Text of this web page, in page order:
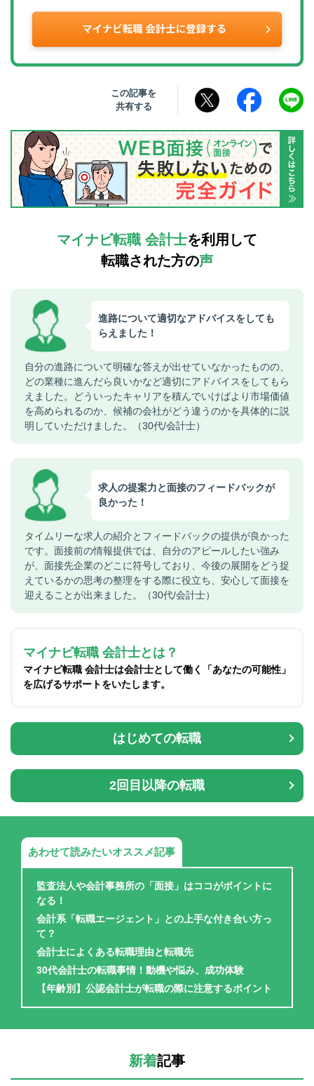
この記事を
共有する
マイナビ転職 会計士を利用して
転職された方の声
進路について適切なアドバイスをしても
らえました！
自分の進路について明確な答えが出せていなかったものの、
どの業種に進んだら良いかなど適切にアドバイスをしてもら
えました。どういったキャリアを積んでいけばより市場価値
を高められるのか、候補の会社がどう違うのかを具体的に説
明していただけました。（30代/会計士）
求人の提案力と面接のフィードバックが
良かった！
タイムリーな求人の紹介とフィードバックの提供が良かった
です。面接前の情報提供では、自分のアピールしたい強み
が、面接先企業のどこに符号しており、今後の展開をどう捉
えているかの思考の整理をする際に役立ち、安心して面接を
迎えることが出来ました。（30代/会計士）
マイナビ転職 会計士とは？
マイナビ転職 会計士は会計士として働く「あなたの可能性」
を広げるサポートをいたします。
はじめての転職
2回目以降の転職
あわせて読みたいオススメ記事
監査法人や会計事務所の「面接」はココがポイントに
なる！
会計系「転職エージェント」との上手な付き合い方っ
て？
会計士によくある転職理由と転職先
30代会計士の転職事情！動機や悩み、成功体験
【年齢別】公認会計士が転職の際に注意するポイント
新着記事